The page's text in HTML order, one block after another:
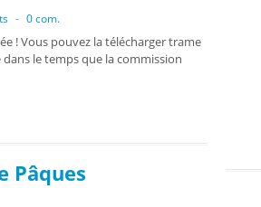
- 0 com.
! Vous pouvez la télécharger trame
dans le temps que la commission
Pâques